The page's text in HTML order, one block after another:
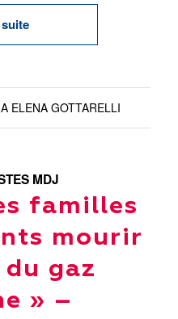
ELENA GOTTARELLI
MDJ
familles
mourir
du gaz
» –